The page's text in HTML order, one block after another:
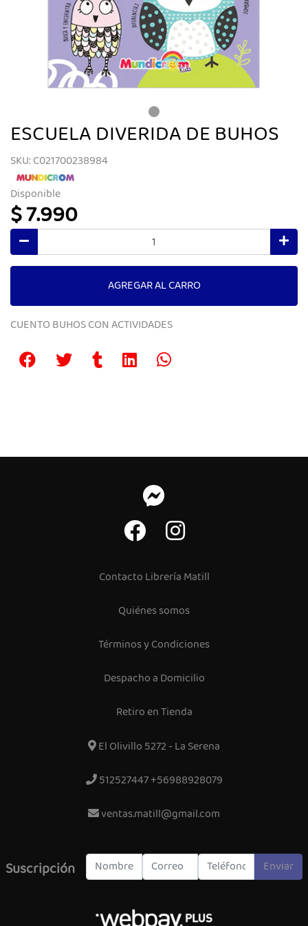
ESCUELA DIVERIDA DE BUHOS
SKU: C021700238984
Disponible
$ 7.990
AGREGAR AL CARRO
CUENTO BUHOS CON ACTIVIDADES
Contacto Librería Matill
Quiénes somos
Términos y Condiciones
Despacho a Domicilio
Retiro en Tienda
El Olivillo 5272 - La Serena
512527447 +56988928079
ventas.matill@gmail.com
Suscripción Enviar